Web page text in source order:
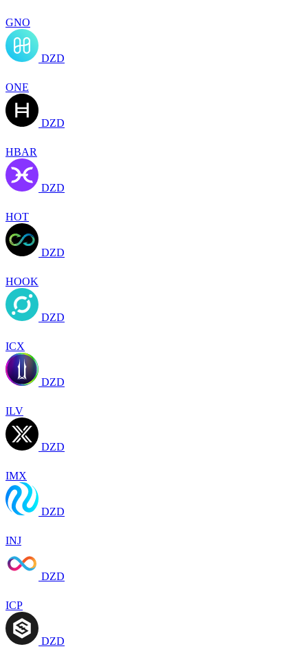
GNO
DZD
ONE
DZD
HBAR
DZD
HOT
DZD
HOOK
DZD
ICX
DZD
ILV
DZD
IMX
DZD
INJ
DZD
ICP
DZD